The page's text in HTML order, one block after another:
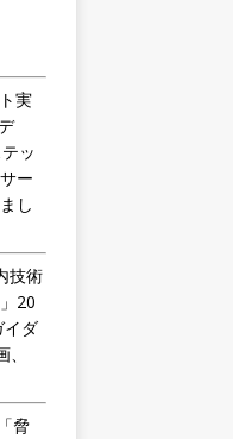
実
ッ
ー
し
技術
20
イダ
脅